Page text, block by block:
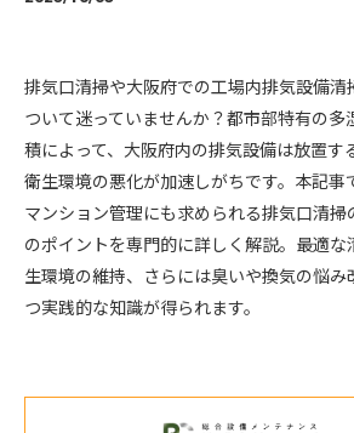
排気口清掃や大阪府での工場内排気設備清
ついて迷っていませんか？都市部特有の多
積によって、大阪府内の排気設備は放置す
衛生環境の悪化が加速しがちです。本記事
マンション管理にも求められる排気口清
のポイントを専門的に詳しく解説。最適
生環境の維持、さらには臭いや換気の悩み
つ実践的な知識が得られます。